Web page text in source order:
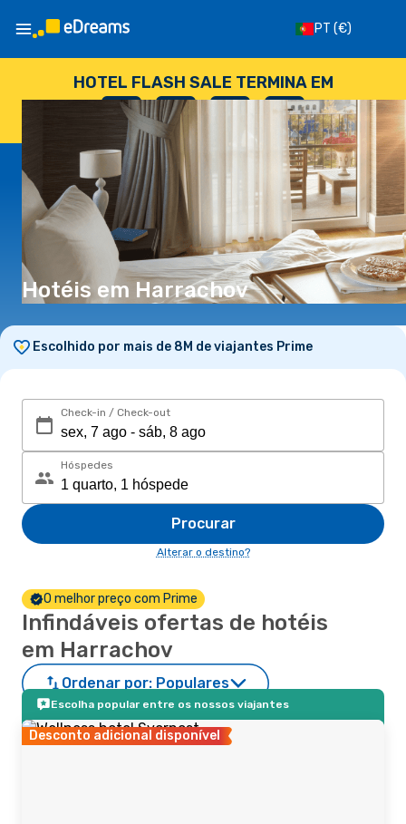
PT (€)
HOTEL FLASH SALE TERMINA EM
--
DIAS
: --
HORAS
: --
SEGUNDOS
Hotéis em Harrachov
Escolhido por mais de 8M de viajantes Prime
Check-in / Check-out
Hóspedes
Procurar
Alterar o destino?
O melhor preço com Prime
Infindáveis ofertas de hotéis
em Harrachov
Ordenar por: Populares
Escolha popular entre os nossos viajantes
Desconto adicional disponível